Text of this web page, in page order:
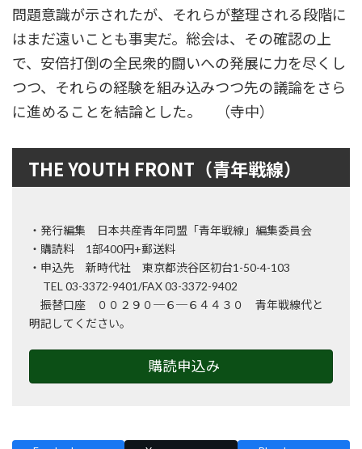
問題意識が示されたが、それらが整理される段階に
はまだ遠いことも事実だ。総会は、その確認の上
で、安倍打倒の全民衆的闘いへの発展に力を尽くし
つつ、それらの経験を組み込みつつ先の議論をさら
に進めることを結論とした。 （寺中）
THE YOUTH FRONT（青年戦線）
・発行編集 日本共産青年同盟「青年戦線」編集委員会
・購読料 1部400円+郵送料
・申込先 新時代社 東京都渋谷区初台1-50-4-103
TEL 03-3372-9401/FAX 03-3372-9402
振替口座 ００２９０─６─６４４３０ 青年戦線代と
明記してください。
購読申込み